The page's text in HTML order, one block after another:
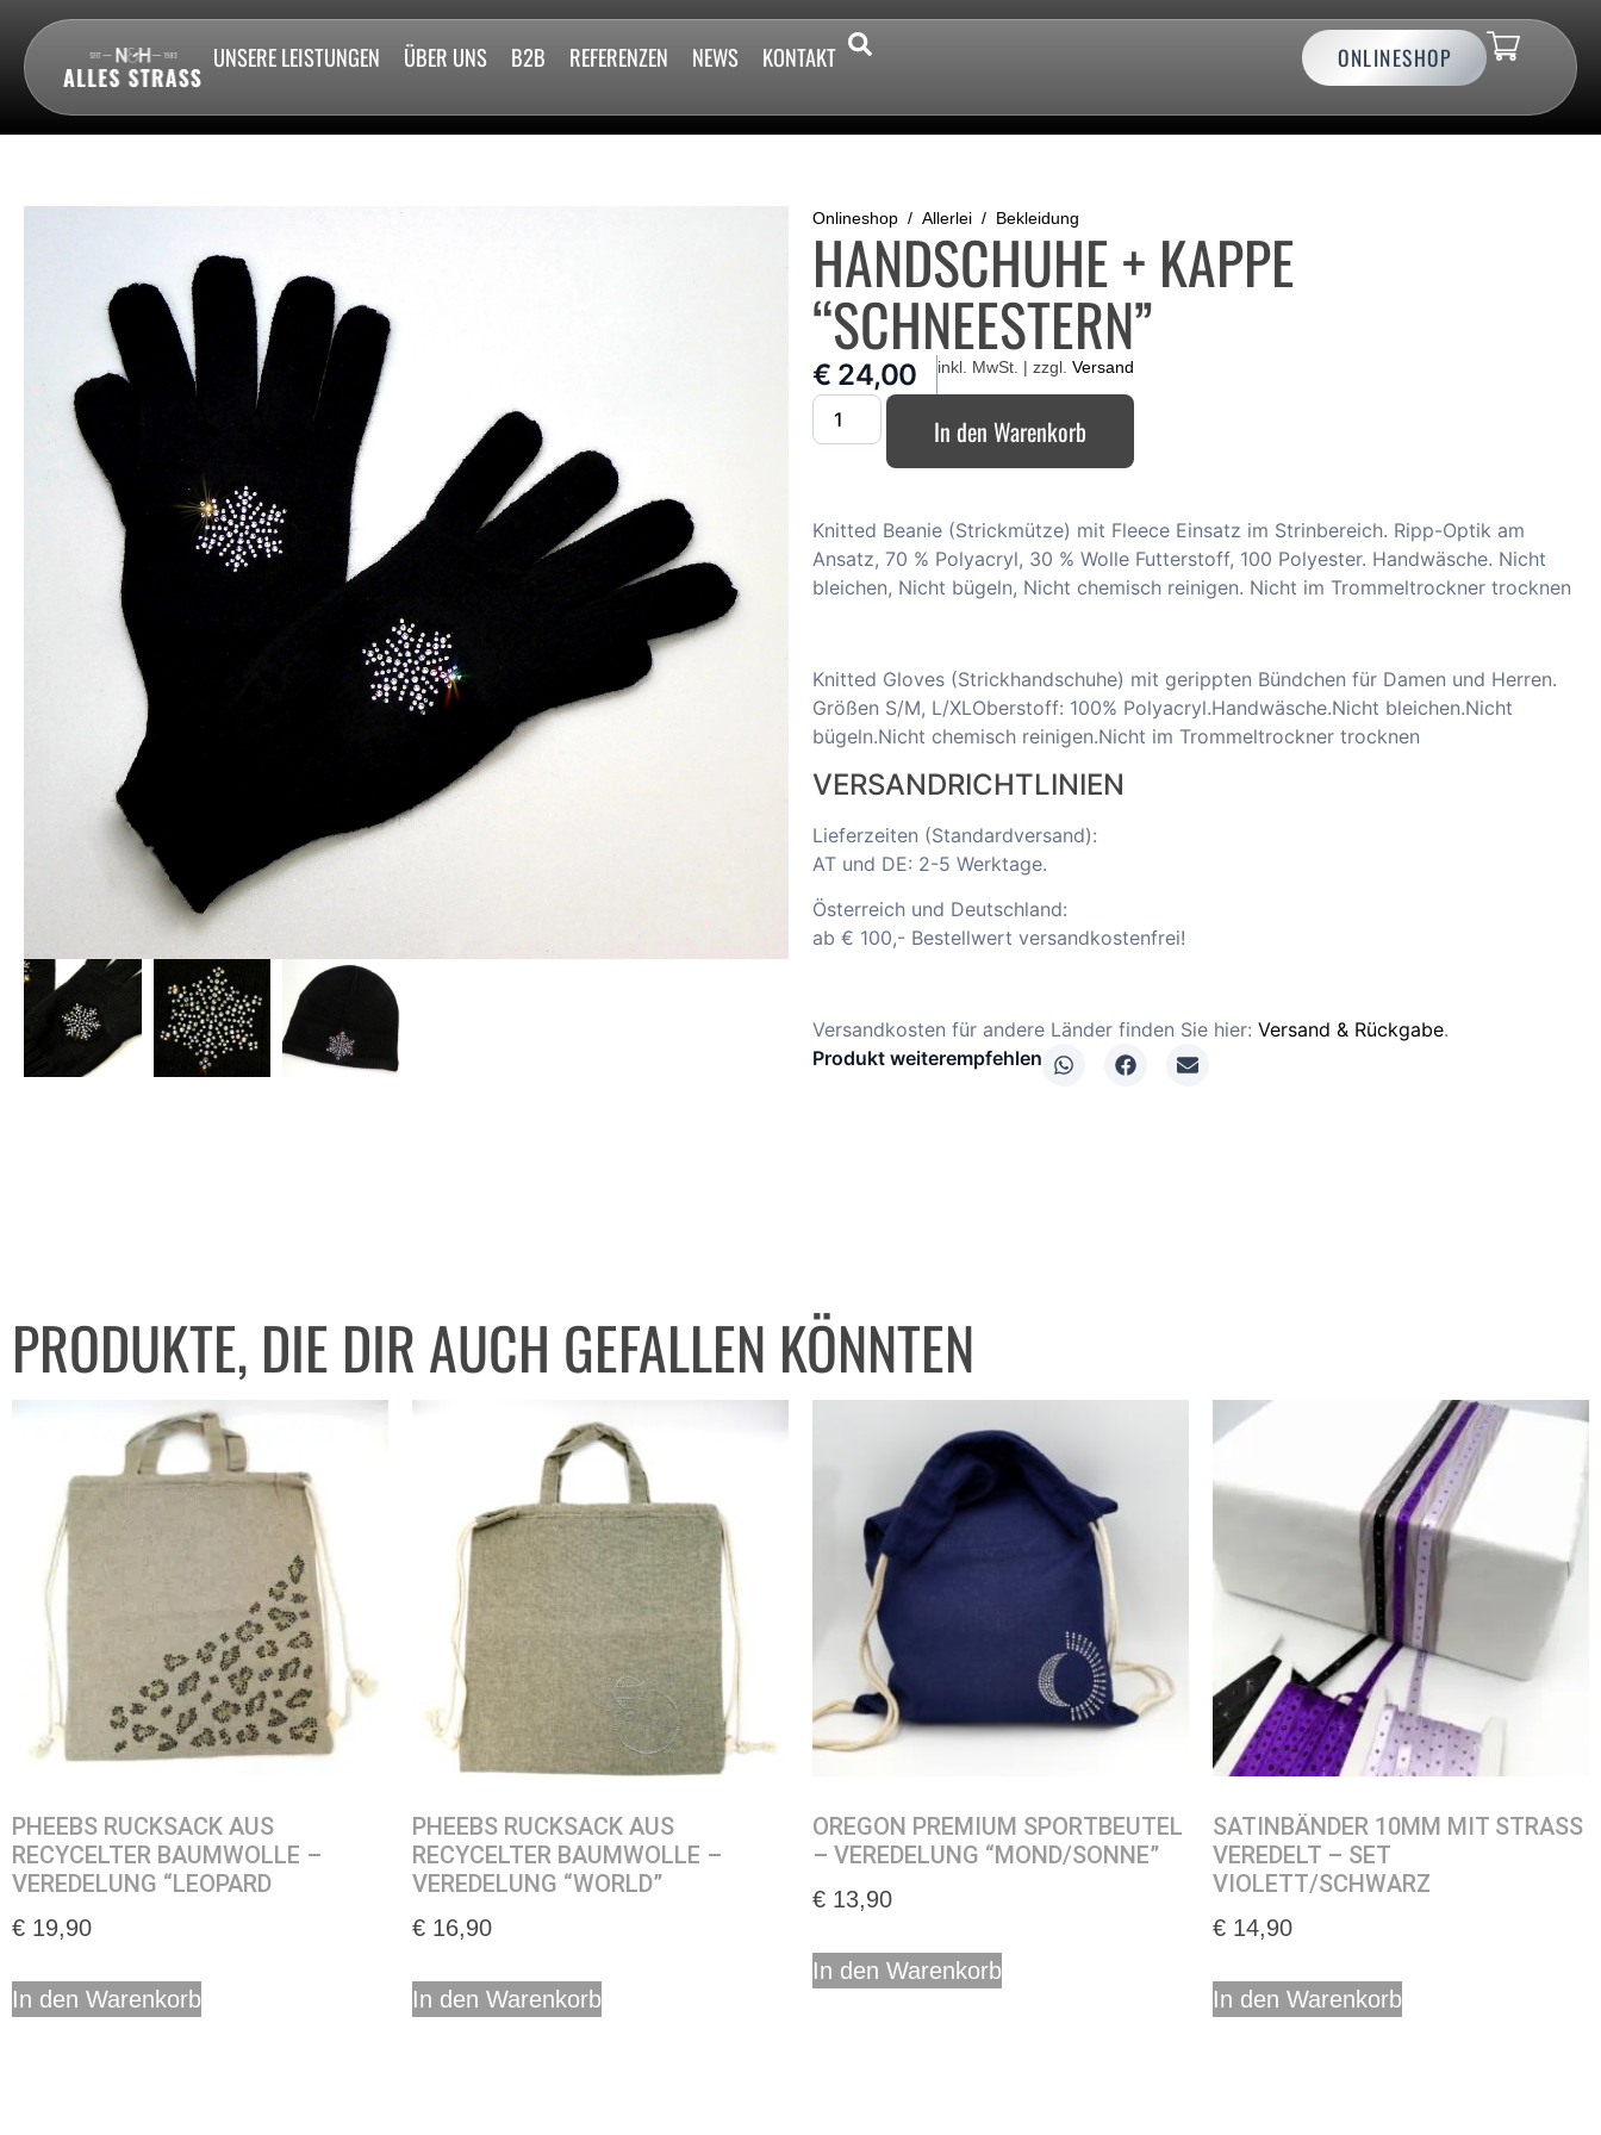
UNSERE LEISTUNGEN ÜBER UNS B2B REFERENZEN NEWS KONTAKT ONLINESHOP
Onlineshop Allerlei Bekleidung
HANDSCHUHE + KAPPE
“SCHNEESTERN”
€ 24,00 inkl. MwSt. | zzgl. Versand
In den Warenkorb
Knitted Beanie (Strickmütze) mit Fleece Einsatz im Strinbereich. Ripp-Optik am
Ansatz, 70 % Polyacryl, 30 % Wolle Futterstoff, 100 Polyester. Handwäsche. Nicht
bleichen, Nicht bügeln, Nicht chemisch reinigen. Nicht im Trommeltrockner trocknen
Knitted Gloves (Strickhandschuhe) mit gerippten Bündchen für Damen und Herren.
Größen S/M, L/XLOberstoff: 100% Polyacryl.Handwäsche.Nicht bleichen.Nicht
bügeln.Nicht chemisch reinigen.Nicht im Trommeltrockner trocknen
VERSANDRICHTLINIEN
Lieferzeiten (Standardversand):
AT und DE: 2-5 Werktage.
Österreich und Deutschland:
ab € 100,- Bestellwert versandkostenfrei!
Versandkosten für andere Länder finden Sie hier: Versand & Rückgabe.
Produkt weiterempfehlen
PRODUKTE, DIE DIR AUCH GEFALLEN KÖNNTEN
PHEEBS RUCKSACK AUS
RECYCELTER BAUMWOLLE –
VEREDELUNG “LEOPARD
€ 19,90
In den Warenkorb
PHEEBS RUCKSACK AUS
RECYCELTER BAUMWOLLE –
VEREDELUNG “WORLD”
€ 16,90
In den Warenkorb
OREGON PREMIUM SPORTBEUTEL
– VEREDELUNG “MOND/SONNE”
€ 13,90
In den Warenkorb
SATINBÄNDER 10MM MIT STRASS
VEREDELT – SET
VIOLETT/SCHWARZ
€ 14,90
In den Warenkorb